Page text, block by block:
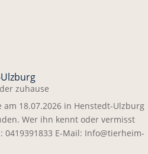
zuhause
18.07.2026 in Henstedt-Ulzburg
Wer ihn kennt oder vermisst
E-Mail: Info@tierheim-